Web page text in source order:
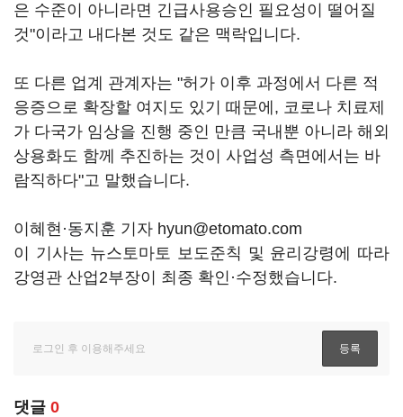
은 수준이 아니라면 긴급사용승인 필요성이 떨어질
것"이라고 내다본 것도 같은 맥락입니다.
또 다른 업계 관계자는 "허가 이후 과정에서 다른 적
응증으로 확장할 여지도 있기 때문에, 코로나 치료제
가 다국가 임상을 진행 중인 만큼 국내뿐 아니라 해외
상용화도 함께 추진하는 것이 사업성 측면에서는 바
람직하다"고 말했습니다.
이혜현 ·동지훈 기자 hyun@etomato.com
이 기사는 뉴스토마토 보도준칙 및 윤리강령에 따라
강영관 산업2부장이 최종 확인·수정했습니다.
댓글 0